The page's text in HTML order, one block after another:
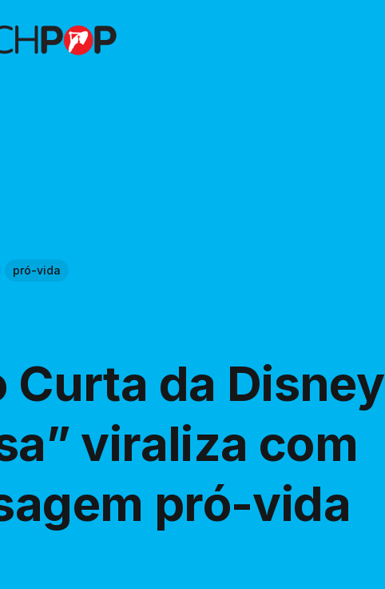
pró-vida
Curta da Disney
viraliza com
pró-vida